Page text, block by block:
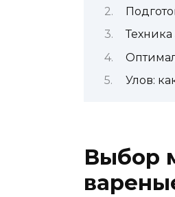
Улов:
Выбор